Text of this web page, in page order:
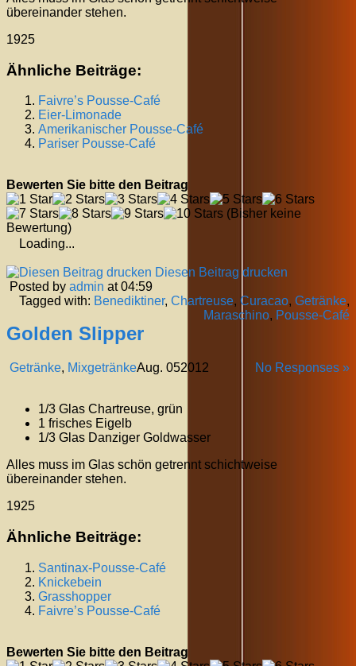
übereinander stehen.
1925
Ähnliche Beiträge:
Faivre’s Pousse-Café
Eier-Limonade
Amerikanischer Pousse-Café
Pariser Pousse-Café
Bewerten Sie bitte den Beitrag
(Bisher keine
Bewertung)
Loading...
Diesen Beitrag drucken
Posted by admin at 04:59
Tagged with: Benediktiner, Chartreuse, Curacao, Getränke,
Maraschino, Pousse-Café
Golden Slipper
Getränke, Mixgetränke No Responses »
Aug. 052012
1/3 Glas Chartreuse, grün
1 frisches Eigelb
1/3 Glas Danziger Goldwasser
Alles muss im Glas schön getrennt schichtweise
übereinander stehen.
1925
Ähnliche Beiträge:
Santinax-Pousse-Café
Knickebein
Grasshopper
Faivre’s Pousse-Café
Bewerten Sie bitte den Beitrag